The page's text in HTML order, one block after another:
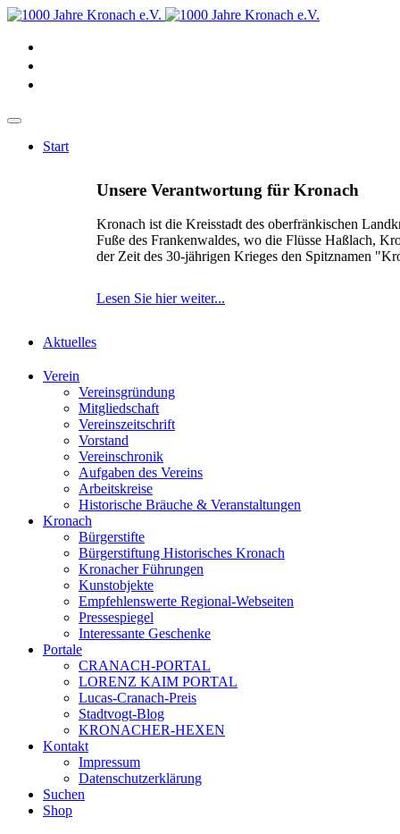
Start
Unsere Verantwortung für Kronach
Kronach ist die Kreisstadt des oberfränkischen
Fuße des Frankenwaldes, wo die Flüsse Haßlach,
der Zeit des 30-jährigen Krieges den Spitznamen
Lesen Sie hier weiter...
Aktuelles
Verein
Vereinsgründung
Mitgliedschaft
Vereinszeitschrift
Vorstand
Vereinschronik
Aufgaben des Vereins
Arbeitskreise
Historische Bräuche & Veranstaltungen
Kronach
Bürgerstifte
Bürgerstiftung Historisches Kronach
Kronacher Führungen
Kunstobjekte
Empfehlenswerte Regional-Webseiten
Pressespiegel
Interessante Geschenke
Portale
CRANACH-PORTAL
LORENZ KAIM PORTAL
Lucas-Cranach-Preis
Stadtvogt-Blog
KRONACHER-HEXEN
Kontakt
Impressum
Datenschutzerklärung
Suchen
Shop